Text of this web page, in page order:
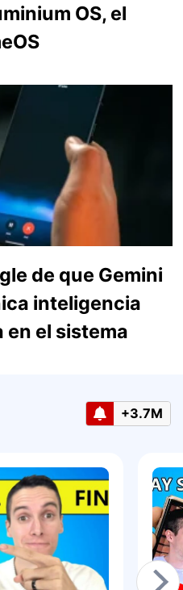
OS, el
de que Gemini
inteligencia
el sistema
+3.7M